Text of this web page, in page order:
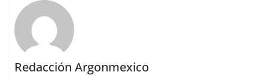
Redacción Argonmexico